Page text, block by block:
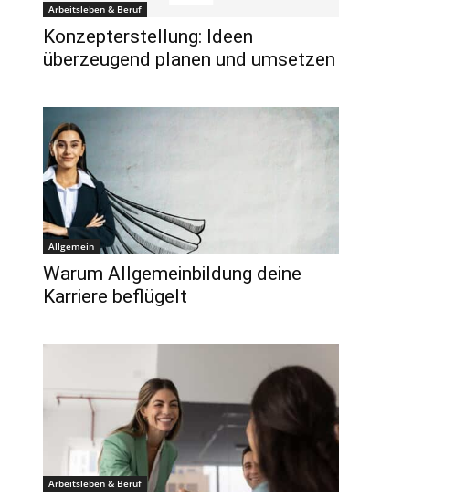
Arbeitsleben & Beruf
Konzepterstellung: Ideen
überzeugend planen und umsetzen
Allgemein
Warum Allgemeinbildung deine
Karriere beflügelt
Arbeitsleben & Beruf